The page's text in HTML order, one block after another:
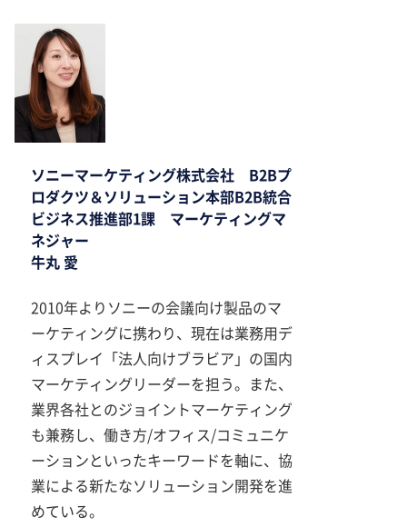
ソニーマーケティング株式会社 B2Bプ
ロダクツ＆ソリューション本部B2B統合
ビジネス推進部1課 マーケティングマ
ネジャー
牛丸 愛
2010年よりソニーの会議向け製品のマ
ーケティングに携わり、現在は業務用デ
ィスプレイ「法人向けブラビア」の国内
マーケティングリーダーを担う。また、
業界各社とのジョイントマーケティング
も兼務し、働き方/オフィス/コミュニケ
ーションといったキーワードを軸に、協
業による新たなソリューション開発を進
めている。